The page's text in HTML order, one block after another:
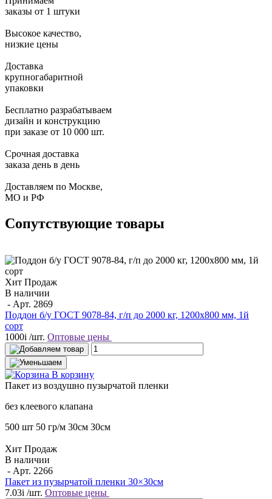
заказы от 1 штуки
Высокое качество,
низкие цены
Доставка
крупногабаритной
упаковки
Бесплатно разрабатываем
дизайн и конструкцию
при заказе от 10 000 шт.
Срочная доставка
заказа день в день
Доставляем по Москве,
МО и РФ
Сопутствующие товары
Хит Продаж
В наличии
- Арт. 2869
Поддон б/у ГОСТ 9078-84, г/п до 2000 кг, 1200х800 мм, 1й
сорт
1000i /шт. Оптовые цены
В корзину
Пакет из воздушно пузырчатой пленки
без клеевого клапана
500 шт 50 гр/м 30см 30см
Хит Продаж
В наличии
- Арт. 2266
Пакет из пузырчатой пленки 30×30см
7.03i /шт. Оптовые цены